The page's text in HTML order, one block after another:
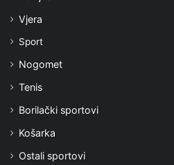
Vjera
Sport
Nogomet
Tenis
Borilački sportovi
Košarka
Ostali sportovi